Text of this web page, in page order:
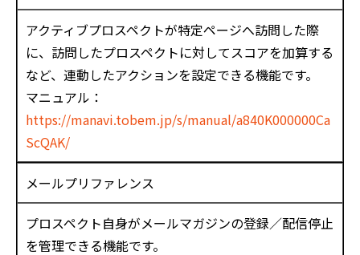
アクティブプロスペクトが特定ページへ訪問した際
に、訪問したプロスペクトに対してスコアを加算する
など、連動したアクションを設定できる機能です。
マニュアル：
https://manavi.tobem.jp/s/manual/a840K000000Ca
ScQAK/
メールプリファレンス
プロスペクト自身がメールマガジンの登録／配信停止
を管理できる機能です。